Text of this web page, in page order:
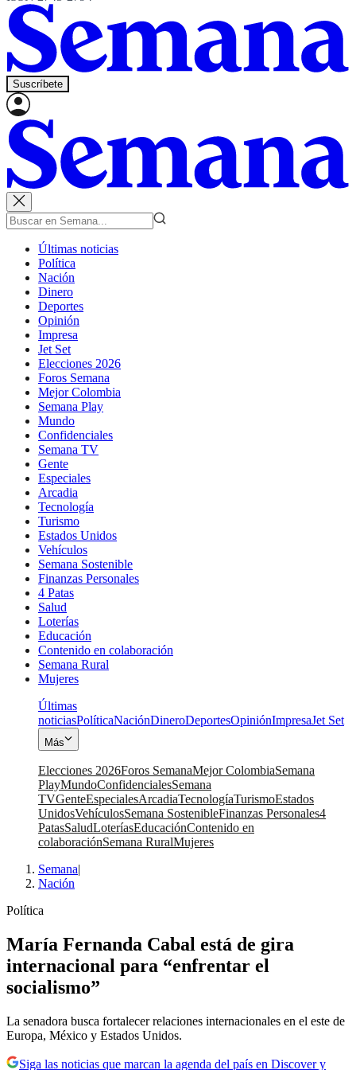
Suscríbete
Últimas noticias
Política
Nación
Dinero
Deportes
Opinión
Impresa
Jet Set
Elecciones 2026
Foros Semana
Mejor Colombia
Semana Play
Mundo
Confidenciales
Semana TV
Gente
Especiales
Arcadia
Tecnología
Turismo
Estados Unidos
Vehículos
Semana Sostenible
Finanzas Personales
4 Patas
Salud
Loterías
Educación
Contenido en colaboración
Semana Rural
Mujeres
Últimas
noticiasPolíticaNaciónDineroDeportesOpiniónImpresaJet Set
Más
Elecciones 2026Foros SemanaMejor ColombiaSemana
PlayMundoConfidencialesSemana
TVGenteEspecialesArcadiaTecnologíaTurismoEstados
UnidosVehículosSemana SostenibleFinanzas Personales4
PatasSaludLoteríasEducaciónContenido en
colaboraciónSemana RuralMujeres
Semana|
Nación
Política
María Fernanda Cabal está de gira
internacional para “enfrentar el
socialismo”
La senadora busca fortalecer relaciones internacionales en el este de
Europa, México y Estados Unidos.
Siga las noticias que marcan la agenda del país en Discover y